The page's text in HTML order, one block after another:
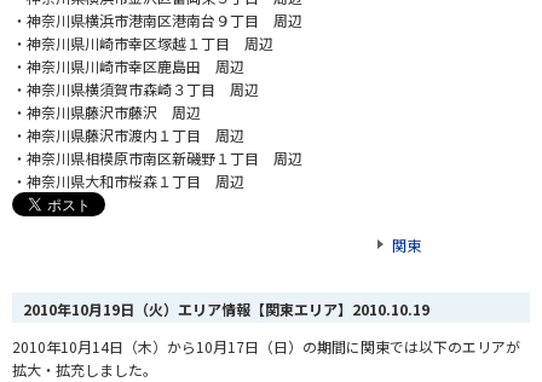
・神奈川県横浜市港南区港南台９丁目 周辺
・神奈川県川崎市幸区塚越１丁目 周辺
・神奈川県川崎市幸区鹿島田 周辺
・神奈川県横須賀市森崎３丁目 周辺
・神奈川県藤沢市藤沢 周辺
・神奈川県藤沢市渡内１丁目 周辺
・神奈川県相模原市南区新磯野１丁目 周辺
・神奈川県大和市桜森１丁目 周辺
関東
2010年10月19日（火）エリア情報【関東エリア】 2010.10.19
2010年10月14日（木）から10月17日（日）の期間に関東では以下のエリアが
拡大・拡充しました。